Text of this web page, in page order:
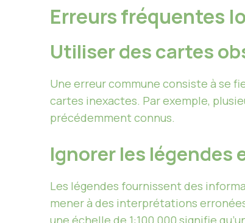
Erreurs fréquentes
Utiliser des cartes
Une erreur commune consiste à se
cartes inexactes. Par exemple,
précédemment connus.
Ignorer les légendes
Les légendes fournissent des
mener à des interprétations